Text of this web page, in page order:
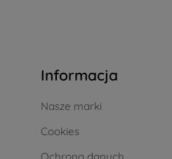
Informacja
Nasze marki
Cookies